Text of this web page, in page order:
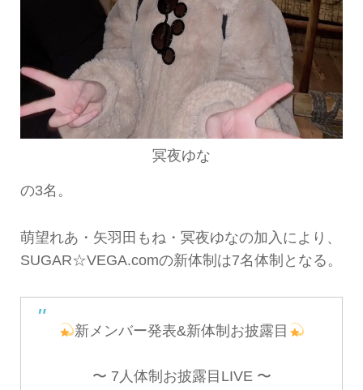
冥夜ゆな
の3名。
萌望れあ・矢羽田もね・冥夜ゆなの加入により、
SUGAR☆VEGA.comの新体制は7名体制となる。
新メンバー発表&新体制お披露目
〜 7人体制お披露目LIVE 〜